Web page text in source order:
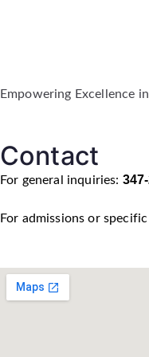
Empowering Excellence
Contact
For general inquiries:
For admissions or